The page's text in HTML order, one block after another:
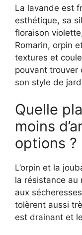
La lavande est
esthétique, sa
floraison
Romarin, orpin
textures et
pouvant trouver
son style de
Quelle
moins
options ?
L’orpin et la
la résistance au
aux
tolèrent aussi
est drainant et